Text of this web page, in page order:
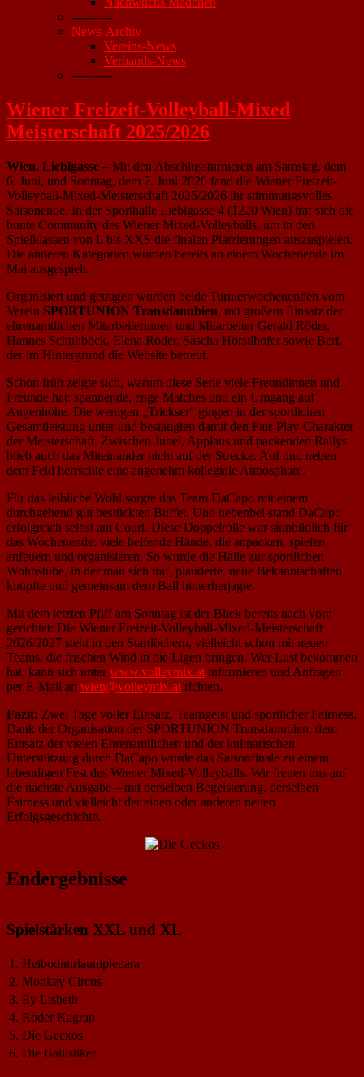
----------
News-Archiv
Vereins-News
Verbands-News
----------
Wiener Freizeit-Volleyball-Mixed
Meisterschaft 2025/2026
Wien, Lieblgasse – Mit den Abschlussturnieren am Samstag, dem
6. Juni, und Sonntag, dem 7. Juni 2026 fand die Wiener Freizeit-
Volleyball-Mixed-Meisterschaft 2025/2026 ihr stimmungsvolles
Saisonende. In der Sporthalle Lieblgasse 4 (1220 Wien) traf sich die
bunte Community des Wiener Mixed-Volleyballs, um in den
Spielklassen von L bis XXS die finalen Platzierungen auszuspielen.
Die anderen Kategorien wurden bereits an einem Wochenende im
Mai ausgespielt.
Organisiert und getragen wurden beide Turnierwochenenden vom
Verein SPORTUNION Transdanubien, mit großem Einsatz der
ehrenamtlichen Mitarbeiterinnen und Mitarbeiter Gerald Röder,
Hannes Schuhböck, Elena Röder, Sascha Hörstlhofer sowie Bert,
der im Hintergrund die Website betreut.
Schon früh zeigte sich, warum diese Serie viele Freundinnen und
Freunde hat: spannende, enge Matches und ein Umgang auf
Augenhöhe. Die wenigen „Trickser“ gingen in der sportlichen
Gesamtleistung unter und bestätigten damit den Fair-Play-Charakter
der Meisterschaft. Zwischen Jubel, Applaus und packenden Rallys
blieb auch das Miteinander nicht auf der Strecke. Auf und neben
dem Feld herrschte eine angenehm kollegiale Atmosphäre.
Für das leibliche Wohl sorgte das Team DaCapo mit einem
durchgehend gut bestückten Buffet. Und nebenbei stand DaCapo
erfolgreich selbst am Court. Diese Doppelrolle war sinnbildlich für
das Wochenende: viele helfende Hände, die anpacken, spielen,
anfeuern und organisieren. So wurde die Halle zur sportlichen
Wohnstube, in der man sich traf, plauderte, neue Bekanntschaften
knüpfte und gemeinsam dem Ball hinterherjagte.
Mit dem letzten Pfiff am Sonntag ist der Blick bereits nach vorn
gerichtet: Die Wiener Freizeit-Volleyball-Mixed-Meisterschaft
2026/2027 steht in den Startlöchern, vielleicht schon mit neuen
Teams, die frischen Wind in die Ligen bringen. Wer Lust bekommen
hat, kann sich unterwww.volleymix.at informieren und Anfragen
per E-Mail an wien@volleymix.at richten.
Fazit: Zwei Tage voller Einsatz, Teamgeist und sportlicher Fairness.
Dank der Organisation der SPORTUNION Transdanubien, dem
Einsatz der vielen Ehrenamtlichen und der kulinarischen
Unterstützung durch DaCapo wurde das Saisonfinale zu einem
lebendigen Fest des Wiener Mixed-Volleyballs. Wir freuen uns auf
die nächste Ausgabe – mit derselben Begeisterung, derselben
Fairness und vielleicht der einen oder anderen neuen
Erfolgsgeschichte.
Endergebnisse
Spielstärken XXL und XL
1. Heibodntirlaunipledara
2. Monkey Circus
3. Ey Lisbeth
4. Röder Kagran
5. Die Geckos
6. Die Ballistiker